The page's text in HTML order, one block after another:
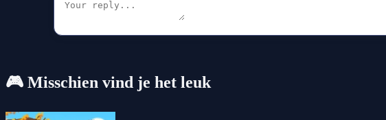
🎮 Misschien vind je het leuk